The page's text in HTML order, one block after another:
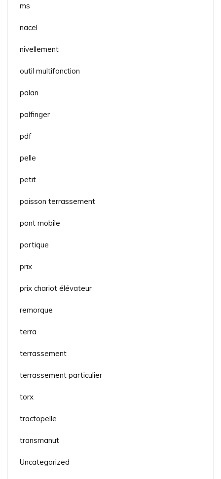
ms
nacel
nivellement
outil multifonction
palan
palfinger
pdf
pelle
petit
poisson terrassement
pont mobile
portique
prix
prix chariot élévateur
remorque
terra
terrassement
terrassement particulier
torx
tractopelle
transmanut
Uncategorized